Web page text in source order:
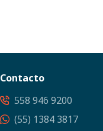
Contacto
558 946 9200
(55) 1384 3817